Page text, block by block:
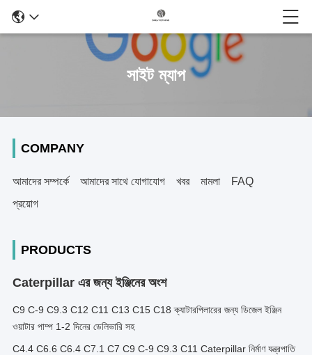
সাইট ম্যাপ
COMPANY
আমাদের সম্পর্কে আমাদের সাথে যোগাযোগ খবর মামলা
FAQ
প্রয়োগ
PRODUCTS
Caterpillar এর জন্য ইঞ্জিনের অংশ
C9 C-9 C9.3 C12 C11 C13 C15 C18 ক্যাটারপিলারের জন্য ডিজেল ইঞ্জিন
ওয়াটার পাম্প 1-2 দিনের ডেলিভারি সহ
C4.4 C6.6 C6.4 C7.1 C7 C9 C-9 C9.3 C11 Caterpillar নির্মাণ যন্ত্রপাতি